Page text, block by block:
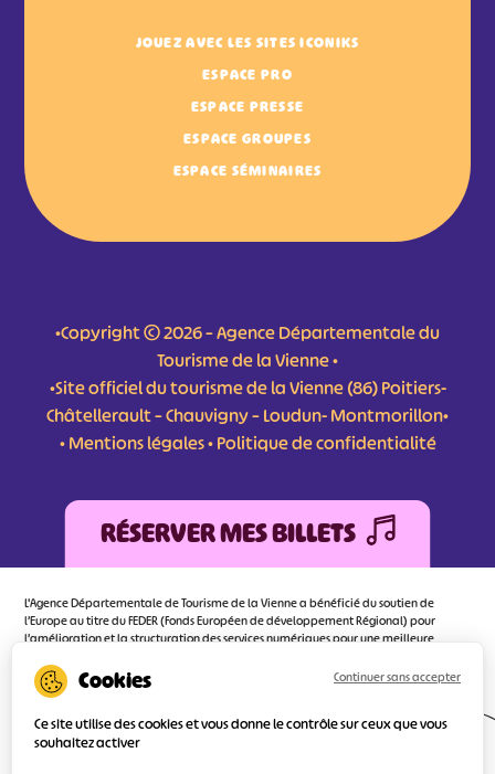
JOUEZ AVEC LES SITES ICONIKS
ESPACE PRO
ESPACE PRESSE
ESPACE GROUPES
ESPACE SÉMINAIRES
•Copyright © 2026 – Agence Départementale du
Tourisme de la Vienne •
•Site officiel du tourisme de la Vienne (86) Poitiers-
Châtellerault – Chauvigny – Loudun- Montmorillon•
•Mentions légales•Politique de confidentialité
RÉSERVER MES BILLETS
L'Agence Départementale de Tourisme de la Vienne a bénéficié du soutien de
l’Europe au titre du FEDER (Fonds Européen de développement Régional) pour
l’amélioration et la structuration des services numériques pour une meilleure
d’orienter au mieux le visiteur.
Ce site utilise des cookies et vous donne le contrôle sur ceux que vous
souhaitez activer
Continuer sans accepter